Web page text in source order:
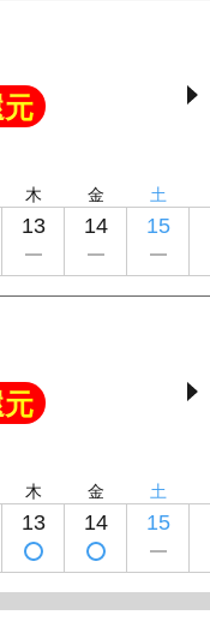
木
13
金
14
土
15
木
13
金
14
土
15